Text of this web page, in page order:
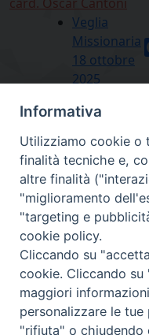
Veglia
Missionaria
18 ottobre
2025
di
Informativa
Utilizziamo cookie o
finalità tecniche e,
altre finalità
"miglioramento
"targeting e
cookie policy.
Cliccando su
cookie. Cliccando
maggiori
personalizzare le
"rifiuta" o chiudendo